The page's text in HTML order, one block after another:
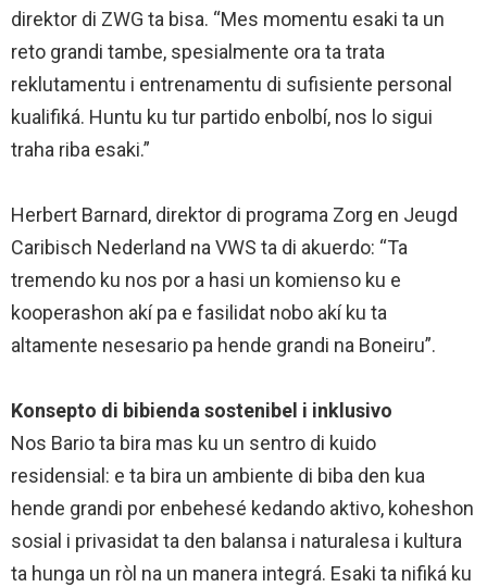
direktor di ZWG ta bisa. “Mes momentu esaki ta un
reto grandi tambe, spesialmente ora ta trata
reklutamentu i entrenamentu di sufisiente personal
kualifiká. Huntu ku tur partido enbolbí, nos lo sigui
traha riba esaki.”
Herbert Barnard, direktor di programa Zorg en Jeugd
Caribisch Nederland na VWS ta di akuerdo: “Ta
tremendo ku nos por a hasi un komienso ku e
kooperashon akí pa e fasilidat nobo akí ku ta
altamente nesesario pa hende grandi na Boneiru”.
Konsepto di bibienda sostenibel i inklusivo
Nos Bario ta bira mas ku un sentro di kuido
residensial: e ta bira un ambiente di biba den kua
hende grandi por enbehesé kedando aktivo, koheshon
sosial i privasidat ta den balansa i naturalesa i kultura
ta hunga un ròl na un manera integrá. Esaki ta nifiká ku